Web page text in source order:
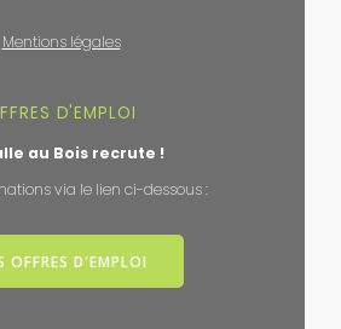
Mentions légales
D'EMPLOI
au Bois recrute !
via le lien ci-dessous :
OFFRES D'EMPLOI